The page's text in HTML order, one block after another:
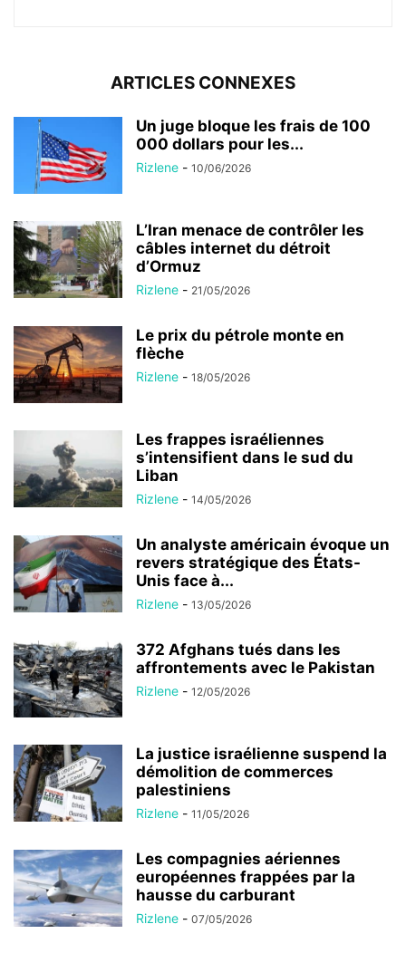
ARTICLES CONNEXES
Un juge bloque les frais de 100
000 dollars pour les...
Rizlene - 10/06/2026
L’Iran menace de contrôler les
câbles internet du détroit
d’Ormuz
Rizlene - 21/05/2026
Le prix du pétrole monte en
flèche
Rizlene - 18/05/2026
Les frappes israéliennes
s’intensifient dans le sud du
Liban
Rizlene - 14/05/2026
Un analyste américain évoque un
revers stratégique des États-
Unis face à...
Rizlene - 13/05/2026
372 Afghans tués dans les
affrontements avec le Pakistan
Rizlene - 12/05/2026
La justice israélienne suspend la
démolition de commerces
palestiniens
Rizlene - 11/05/2026
Les compagnies aériennes
européennes frappées par la
hausse du carburant
Rizlene - 07/05/2026